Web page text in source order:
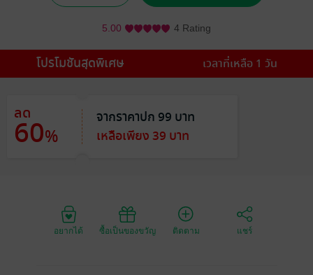
5.00 4 Rating
โปรโมชันสุดพิเศษ เวลาที่เหลือ 1 วัน
ลด
60%
จากราคาปก 99 บาท
เหลือเพียง 39 บาท
อยากได้ ซื้อเป็นของขวัญ ติดตาม แชร์